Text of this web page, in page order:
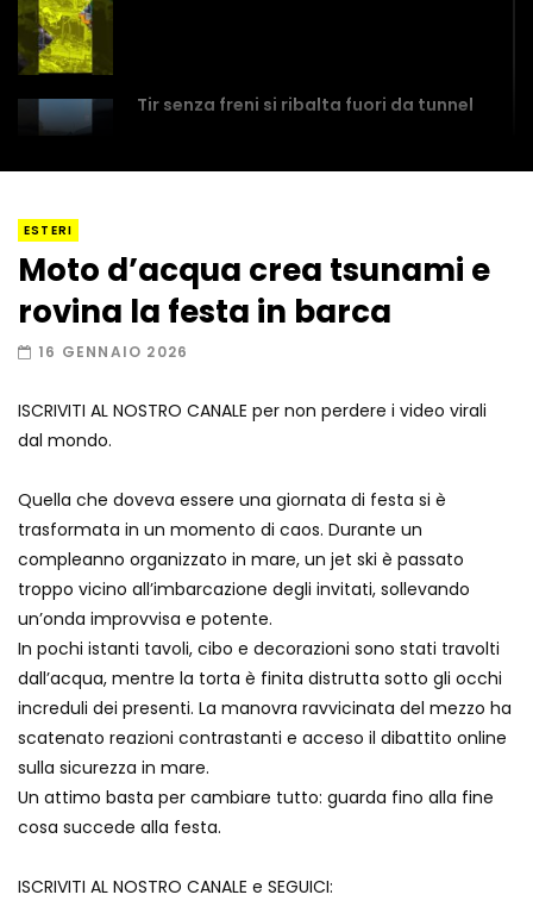
Tir senza freni si ribalta fuori da tunnel
Amiocuggino fa saltare in aria il drone
Due navi USA si scontrano in mare
Auto coperta dal letame dopo
incidente
Nei casinò arriva il cambio oro
automatico
ESTERI
Moto d’acqua crea tsunami e
rovina la festa in barca
16 GENNAIO 2026
ISCRIVITI AL NOSTRO CANALE per non perdere i video virali
dal mondo.
Quella che doveva essere una giornata di festa si è
trasformata in un momento di caos. Durante un
compleanno organizzato in mare, un jet ski è passato
troppo vicino all’imbarcazione degli invitati, sollevando
un’onda improvvisa e potente.
In pochi istanti tavoli, cibo e decorazioni sono stati travolti
dall’acqua, mentre la torta è finita distrutta sotto gli occhi
increduli dei presenti. La manovra ravvicinata del mezzo ha
scatenato reazioni contrastanti e acceso il dibattito online
sulla sicurezza in mare.
Un attimo basta per cambiare tutto: guarda fino alla fine
cosa succede alla festa.
ISCRIVITI AL NOSTRO CANALE e SEGUICI: